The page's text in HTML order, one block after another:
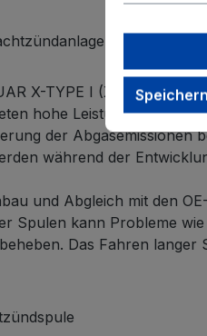
4-polig, 12 V,
X-TYPE I (X400) 2.5
hohe Leistung für einen
der Abgasemissionen
während der
und Abgleich mit den
Spulen kann Probleme
Das Fahren
Speichern